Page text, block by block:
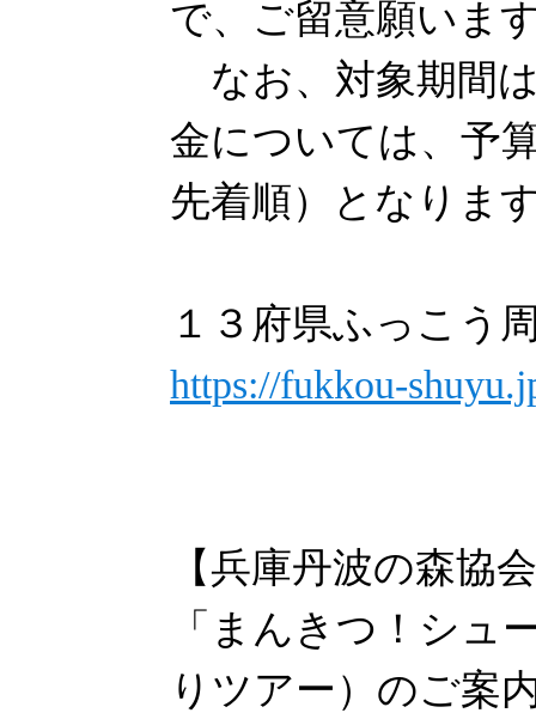
で、ご留意願いま
なお、対象期間
金については、予
先着順）となりま
１３府県ふっこ
https://fukkou-
【兵庫丹波の森協
「まんきつ！シュ
りツアー）のご案